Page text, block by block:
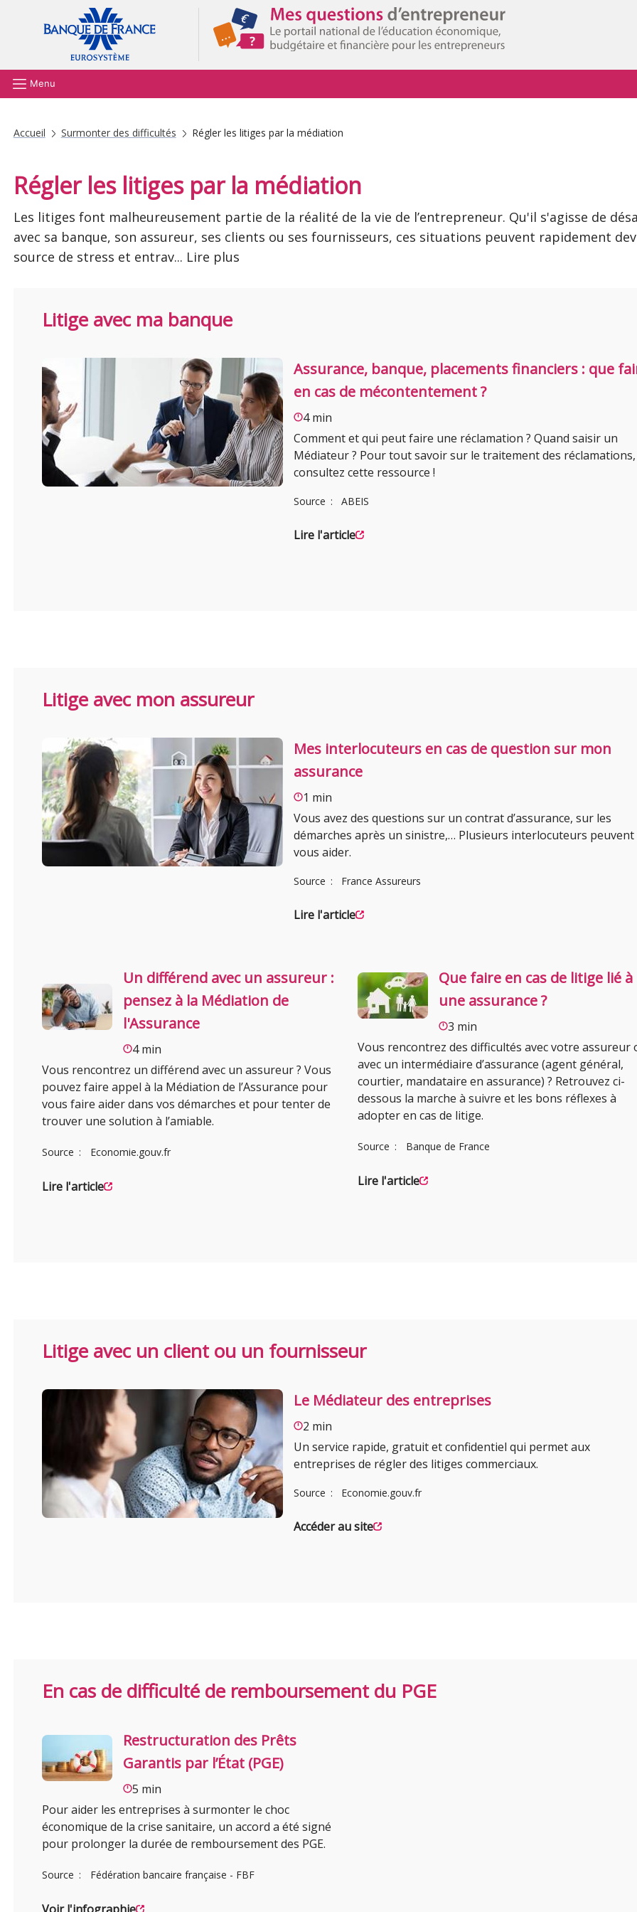
Aller au contenu principal
Menu
Accueil Surmonter des difficultés Régler les litiges par la médiation
Régler les litiges par la médiation
Les litiges font malheureusement partie de la réalité de la vie de l’entrepreneur. Qu'il s'agisse de
avec sa banque, son assureur, ses clients ou ses fournisseurs, ces situations peuvent rapidement
source de stress et entrav... Lire plus
Litige avec ma banque
Assurance, banque, placements financiers : que
en cas de mécontentement ?
4 min
Comment et qui peut faire une réclamation ? Quand saisir un
Médiateur ? Pour tout savoir sur le traitement des réclamations,
consultez cette ressource !
Source ABEIS
Lire l'article
Litige avec mon assureur
Mes interlocuteurs en cas de question sur mon
assurance
1 min
Vous avez des questions sur un contrat d’assurance, sur les
démarches après un sinistre,… Plusieurs interlocuteurs peuvent
vous aider.
Source France Assureurs
Lire l'article
Un différend avec un assureur :
pensez à la Médiation de
l'Assurance
4 min
Vous rencontrez un différend avec un assureur ? Vous
pouvez faire appel à la Médiation de l’Assurance pour
vous faire aider dans vos démarches et pour tenter de
trouver une solution à l’amiable.
Source Economie.gouv.fr
Lire l'article
Que faire en cas de litige lié à
une assurance ?
3 min
Vous rencontrez des difficultés avec votre assureur
avec un intermédiaire d’assurance (agent général,
courtier, mandataire en assurance) ? Retrouvez ci-
dessous la marche à suivre et les bons réflexes à
adopter en cas de litige.
Source Banque de France
Lire l'article
Litige avec un client ou un fournisseur
Le Médiateur des entreprises
2 min
Un service rapide, gratuit et confidentiel qui permet aux
entreprises de régler des litiges commerciaux.
Source Economie.gouv.fr
Accéder au site
En cas de difficulté de remboursement du PGE
Restructuration des Prêts
Garantis par l’État (PGE)
5 min
Pour aider les entreprises à surmonter le choc
économique de la crise sanitaire, un accord a été signé
pour prolonger la durée de remboursement des PGE.
Source Fédération bancaire française - FBF